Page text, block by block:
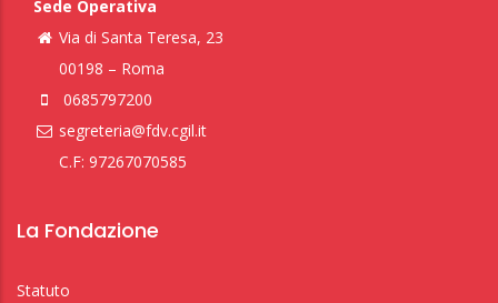
Sede Operativa
Via di Santa Teresa, 23
00198 – Roma
0685797200
segreteria@fdv.cgil.it
C.F: 97267070585
La Fondazione
Statuto